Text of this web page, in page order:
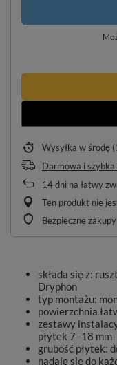
Wysyłka w środę
Darmowa i
14dni na łatwy
Ten produkt nie
Bezpieczne zakupy
składa się z:
Dryphon
typ montażu:
powierzchnia
zestawy
płytek 7–18 mm
grubość płytek:
nadaje się do